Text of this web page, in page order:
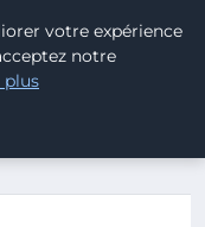
DE…
votre expérience
notre
plus